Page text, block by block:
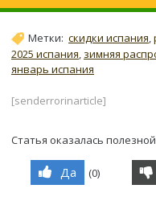
Метки: скидки испания,
2025 испания, зимняя
январь испания
[senderrorinarticle]
Статья оказалась
Да (0)